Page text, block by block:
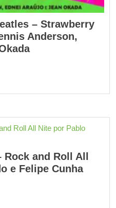
– Strawberry
Anderson,
and Roll All
e Felipe Cunha